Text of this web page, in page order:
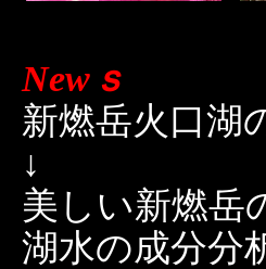
Newｓ
新燃岳火口湖
↓
美しい新燃岳
湖水の成分分